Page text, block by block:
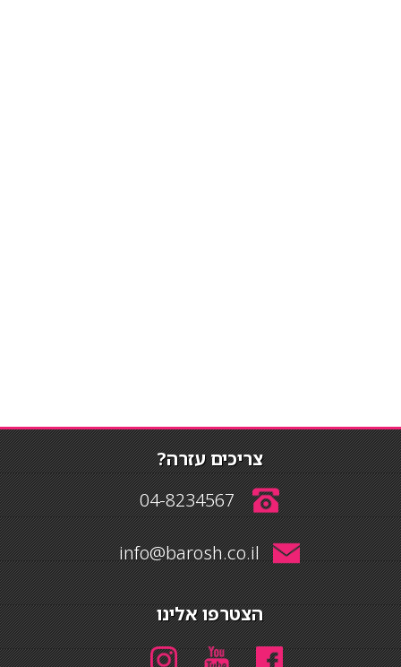
צריכים עזרה?
04-8234567
info@barosh.co.il
הצטרפו אלינו